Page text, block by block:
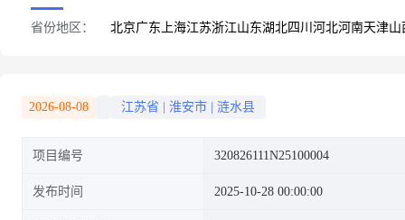
省份地区： 北京广东 上海江苏浙江山东湖北四川 河北河南天津山
2026-08-08 江苏省 淮安市 涟水县
项目编号 320826111N25100004
发布时间 2025-10-28 00:00:00